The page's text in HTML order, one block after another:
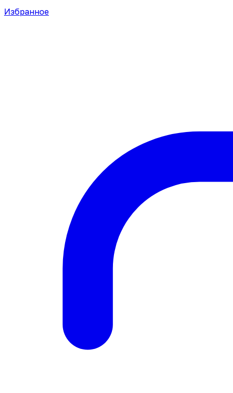
Избранное